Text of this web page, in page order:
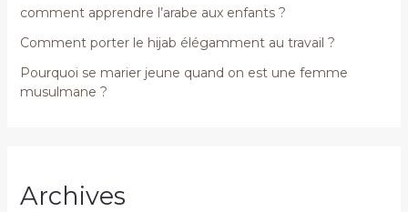
comment apprendre l’arabe aux enfants ?
Comment porter le hijab élégamment au travail ?
Pourquoi se marier jeune quand on est une femme
musulmane ?
Archives